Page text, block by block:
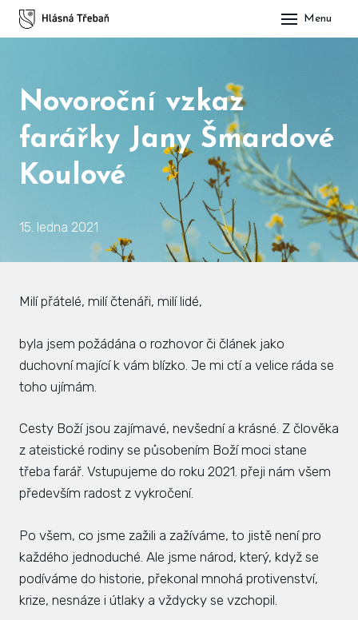
Menu
Novoroční vzkaz
farářky Jany Šmardové
Koulové
15. ledna 2021
Milí přátelé, milí čtenáři, milí lidé,
byla jsem požádána o rozhovor či článek jako
duchovní mající k vám blízko. Je mi ctí a velice ráda se
toho ujímám.
Cesty Boží jsou zajímavé, nevšední a krásné. Z člověka
z ateistické rodiny se působením Boží moci stane
třeba farář. Vstupujeme do roku 2021. přeji nám všem
především radost z vykročení.
Po všem, co jsme zažili a zažíváme, to jistě není pro
každého jednoduché. Ale jsme národ, který, když se
podíváme do historie, překonal mnohá protivenství,
krize, nesnáze i útlaky a vždycky se vzchopil.